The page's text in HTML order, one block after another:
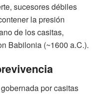
sucesores débiles
la presión
de los casitas,
Babilonia (~1600 a.C.).
por casitas